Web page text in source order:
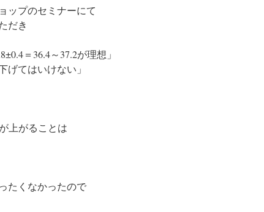
ップのセミナーにて
だき
＝36.4～37.2が理想」
げてはいけない」
上がることは
たくなかったので